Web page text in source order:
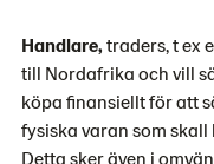
Handlare, traders, t ex
till Nordafrika och vill
köpa finansiellt för att
fysiska varan som
Detta sker även i